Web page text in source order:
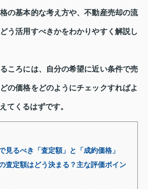
の基本的な考え方や、不動産売却の流
う活用すべきかをわかりやすく解説し
ころには、自分の希望に近い条件で売
の価格をどのようにチェックすればよ
てくるはずです。
見るべき「査定額」と「成約価格」
査定額はどう決まる？主な評価ポイン